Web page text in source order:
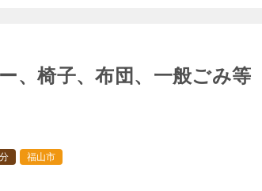
、椅子、布団、一般ごみ等
福山市